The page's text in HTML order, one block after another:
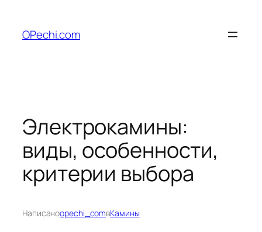
содержимому
OPechi.com
Электрокамины:
виды, особенности,
критерии выбора
Написаноopechi_comвКамины